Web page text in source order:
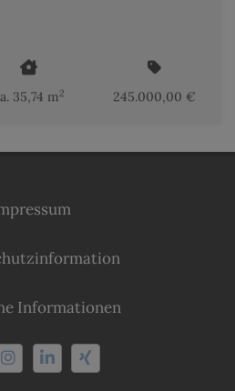
35,74 m2 245.000,00 €
Informationen